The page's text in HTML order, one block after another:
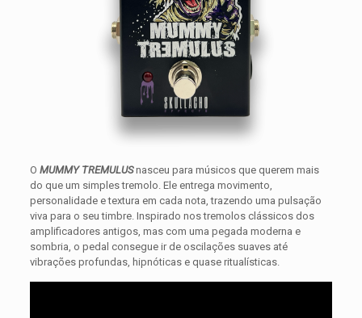
O MUMMY TREMULUSnasceu para músicos que querem mais
do que um simples tremolo. Ele entrega movimento,
personalidade e textura em cada nota, trazendo uma pulsação
viva para o seu timbre. Inspirado nos tremolos clássicos dos
amplificadores antigos, mas com uma pegada moderna e
sombria, o pedal consegue ir de oscilações suaves até
vibrações profundas, hipnóticas e quase ritualísticas.